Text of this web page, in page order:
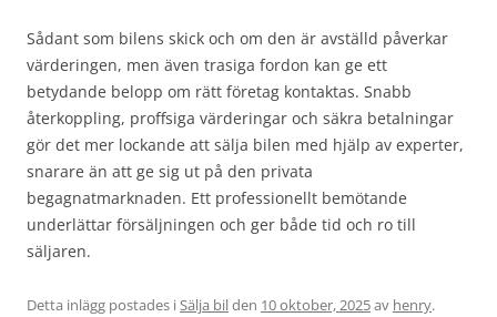
Sådant som bilens skick och om den är avställd påverkar
värderingen, men även trasiga fordon kan ge ett
betydande belopp om rätt företag kontaktas. Snabb
återkoppling, proffsiga värderingar och säkra betalningar
gör det mer lockande att sälja bilen med hjälp av experter,
snarare än att ge sig ut på den privata
begagnatmarknaden. Ett professionellt bemötande
underlättar försäljningen och ger både tid och ro till
säljaren.
Detta inlägg postades iSälja bilden 10 oktober, 2025av henry.